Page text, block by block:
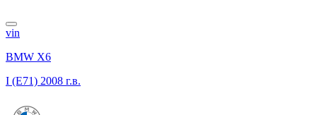
vin
BMW X6
I (E71) 2008 г.в.